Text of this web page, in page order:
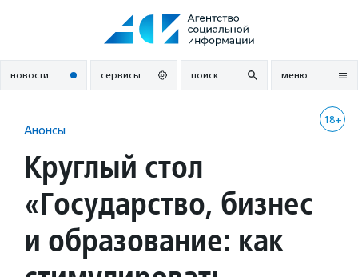
новости сервисы поиск меню
18+
Анонсы
Круглый стол
«Государство, бизнес
и образование: как